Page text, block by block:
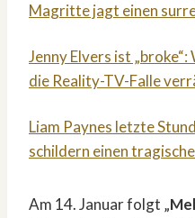
Magritte jagt einen
Jenny Elvers ist
die Reality-TV-Falle
Liam Paynes letzte
schildern einen
Am 14. Januar folgt „